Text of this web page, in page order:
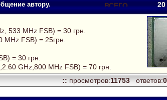
автору.
533 MHz FSB) = 30 грн.
FSB) = 25грн.
= 30 грн.
GHz,800 MHz FSB) = 70 грн.
::просмотров:11753ответов:0